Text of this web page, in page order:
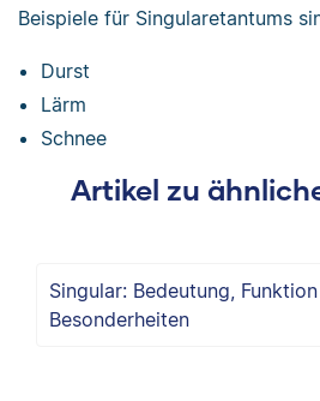
Beispiele für Singularetantums
Durst
Lärm
Schnee
Artikel zu
Singular: Bedeutung,
Besonderheiten